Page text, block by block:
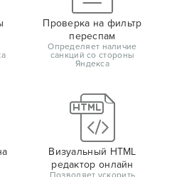
Проверка на фильтр
переспам
Определяет наличие
санкций со стороны
Яндекса
Визуальный HTML
редактор онлайн